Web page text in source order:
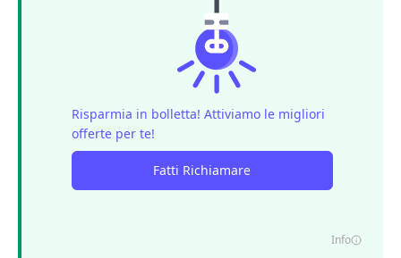
Risparmia in bolletta! Attiviamo le migliori
offerte per te!
Fatti Richiamare
Info